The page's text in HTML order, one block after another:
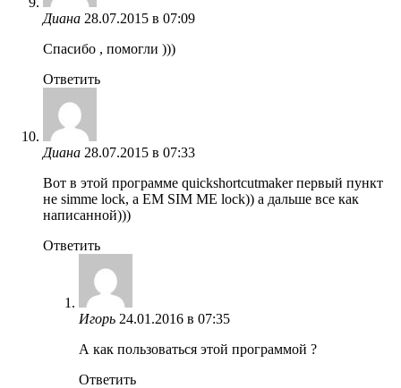
Диана 28.07.2015 в 07:09
Спасибо , помогли )))
Ответить
Диана 28.07.2015 в 07:33
Вот в этой программе quickshortcutmaker первый пункт
не simme lock, а EM SIM ME lock)) а дальше все как
написанной)))
Ответить
Игорь 24.01.2016 в 07:35
А как пользоваться этой программой ?
Ответить